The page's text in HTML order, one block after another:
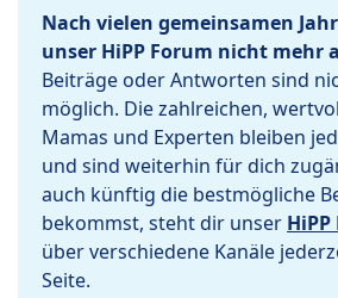
Nach vielen gemeinsamen
unser HiPP Forum nicht mehr
Beiträge oder Antworten sind
möglich. Die zahlreichen,
Mamas und Experten bleiben
und sind weiterhin für dich
auch künftig die bestmögliche
bekommst, steht dir unser
über verschiedene Kanäle
Seite.